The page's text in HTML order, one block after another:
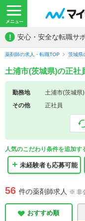
! 安心・安全な転職サ
薬剤師の求人・転職TOP 茨城県
土浦市(茨城県)の正社
勤務地
土浦市(茨城県)
その他
正社員
人気のこだわり条件を追加す
未経験者も応募可能
56 件の薬剤師求人 ※ 非
おすすめ順